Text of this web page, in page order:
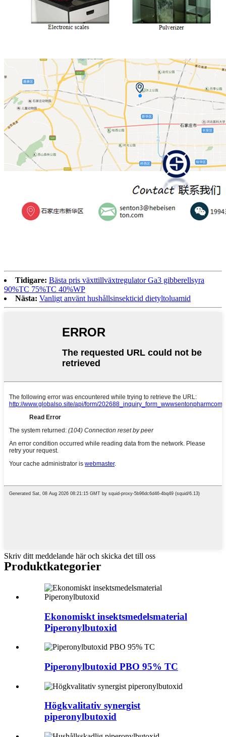
Tidigare: Bästa pris växttillväxtregulator Ga3 gibberellsyra
90%TC 75%TC 40%WP
Nästa: Vanligt använt hushållsinsekticid dietyltoluamid
Skriv ditt meddelande här och skicka det till oss
Produktkategorier
Ekonomiskt insektsmedelsmaterial
Piperonylbutoxid
Piperonylbutoxid PBO 95% TC
Högkvalitativ synergist
piperonylbutoxid